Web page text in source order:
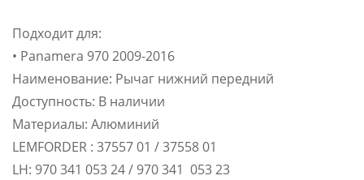
Подходит для:
• Panamera 970 2009-2016
Наименование: Рычаг нижний передний
Доступность: В наличии
Материалы: Aлюминий
LEMFORDER : 37557 01 / 37558 01
LH: 970 341 053 24 / 970 341 053 23